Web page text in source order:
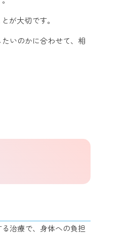
が大切です。
いのかに合わせて、相
治療で、身体への負担